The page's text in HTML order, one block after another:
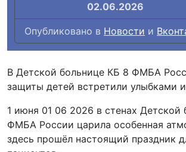
02.06.2026
Опубликовано в Новости и
В Детской больнице КБ 8 ФМБА
защиты детей встретили улыбками
1 июня 01 06 2026 в стенах
ФМБА России царила особенная
здесь прошёл настоящий праздник